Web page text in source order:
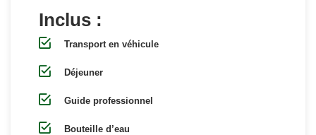
Inclus :
Transport en véhicule
Déjeuner
Guide professionnel
Bouteille d’eau